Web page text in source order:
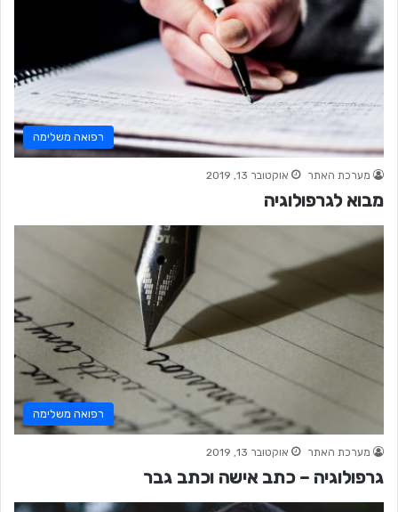
רפואה משלימה
מערכת האתר אוקטובר 13, 2019
מבוא לגרפולוגיה
רפואה משלימה
מערכת האתר אוקטובר 13, 2019
גרפולוגיה – כתב אישה וכתב גבר